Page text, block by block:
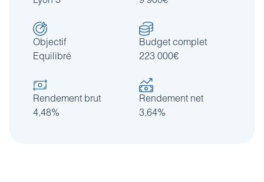
Objectif
Equilibré
Budget complet
223 000€
Rendement brut
4,48%
Rendement net
3,64%